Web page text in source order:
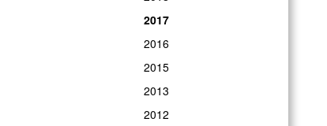
2017
2016
2015
2013
2012